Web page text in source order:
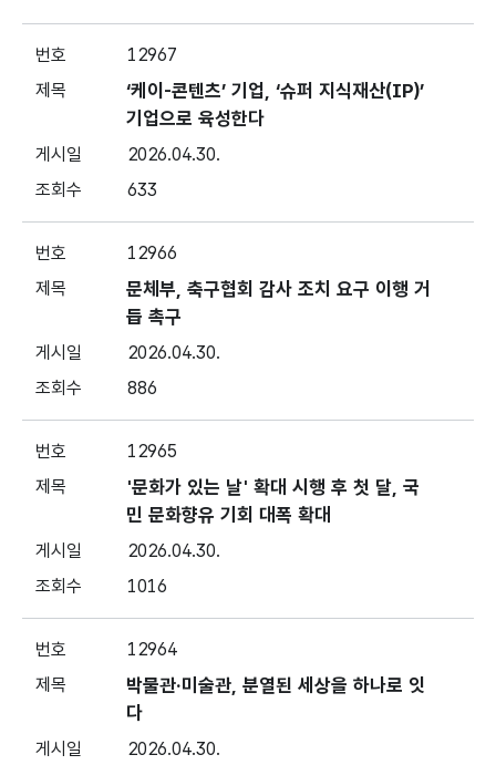
12967
‘케이-콘텐츠’ 기업, ‘슈퍼 지식재산(IP)’
기업으로 육성한다
2026.04.30.
633
12966
문체부, 축구협회 감사 조치 요구 이행 거
듭 촉구
2026.04.30.
886
12965
'문화가 있는 날' 확대 시행 후 첫 달, 국
민 문화향유 기회 대폭 확대
2026.04.30.
1016
12964
박물관·미술관, 분열된 세상을 하나로 잇
다
2026.04.30.